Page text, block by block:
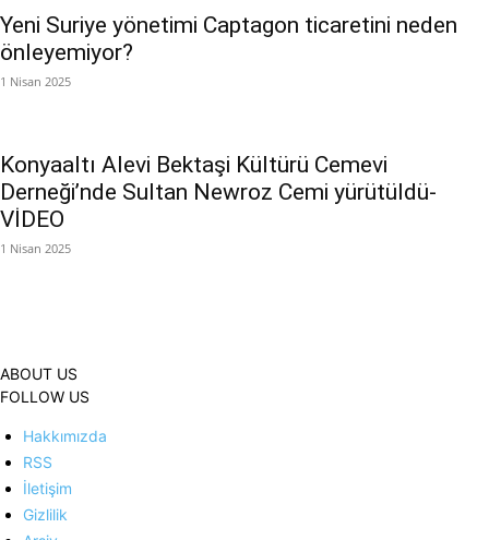
Yeni Suriye yönetimi Captagon ticaretini neden
önleyemiyor?
1 Nisan 2025
Konyaaltı Alevi Bektaşi Kültürü Cemevi
Derneği’nde Sultan Newroz Cemi yürütüldü-
VİDEO
1 Nisan 2025
ABOUT US
FOLLOW US
Hakkımızda
RSS
İletişim
Gizlilik